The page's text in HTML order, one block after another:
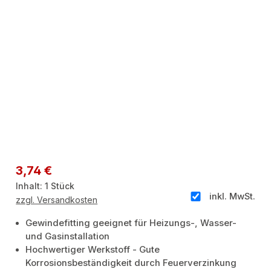
Regulärer Preis:
3,74 €
Inhalt:1 Stück
inkl. MwSt.
zzgl. Versandkosten
Gewindefitting geeignet für Heizungs-, Wasser-
und Gasinstallation
Hochwertiger Werkstoff - Gute
Korrosionsbeständigkeit durch Feuerverzinkung